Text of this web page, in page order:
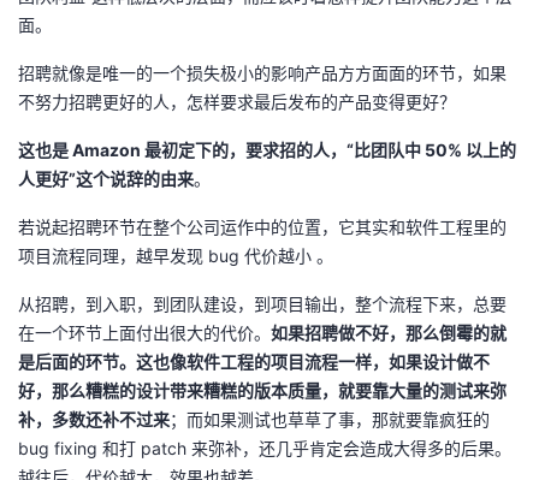
面。
招聘就像是唯一的一个损失极小的影响产品方方面面的环节，如果
不努力招聘更好的人，怎样要求最后发布的产品变得更好？
这也是 Amazon 最初定下的，要求招的人，“比团队中 50% 以上的
人更好”这个说辞的由来。
若说起招聘环节在整个公司运作中的位置，它其实和软件工程里的
项目流程同理，越早发现 bug 代价越小 。
从招聘，到入职，到团队建设，到项目输出，整个流程下来，总要
在一个环节上面付出很大的代价。 如果招聘做不好，那么倒霉的就
是后面的环节。这也像软件工程的项目流程一样，如果设计做不
好，那么糟糕的设计带来糟糕的版本质量，就要靠大量的测试来弥
补，多数还补不过来；而如果测试也草草了事，那就要靠疯狂的
bug fixing 和打 patch 来弥补，还几乎肯定会造成大得多的后果。